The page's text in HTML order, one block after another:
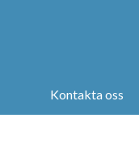
Kontakta oss